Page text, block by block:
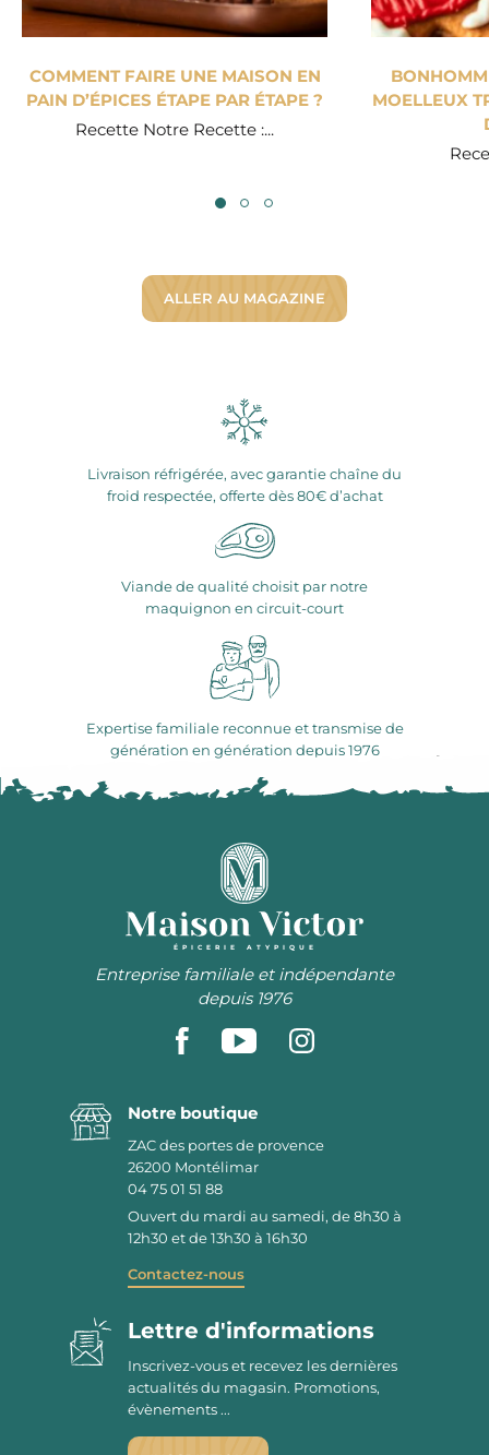
COMMENT FAIRE UNE MAISON EN
PAIN D’ÉPICES ÉTAPE PAR ÉTAPE ?
Recette Notre Recette :...
MOELLEUX
ALLER AU MAGAZINE
Livraison réfrigérée, avec garantie chaîne du
froid respectée, offerte dès 80€ d’achat
Viande de qualité choisit par notre
maquignon en circuit-court
Expertise familiale reconnue et transmise de
génération en génération depuis 1976
ÉPICERIE ATYPIQUE
Entreprise familiale et indépendante
depuis 1976
Notre boutique
ZAC des portes de provence
26200 Montélimar
04 75 01 51 88
Ouvert du mardi au samedi, de 8h30 à
12h30 et de 13h30 à 16h30
Contactez-nous
Lettre d'informations
Inscrivez-vous et recevez les dernières
actualités du magasin. Promotions,
évènements ...